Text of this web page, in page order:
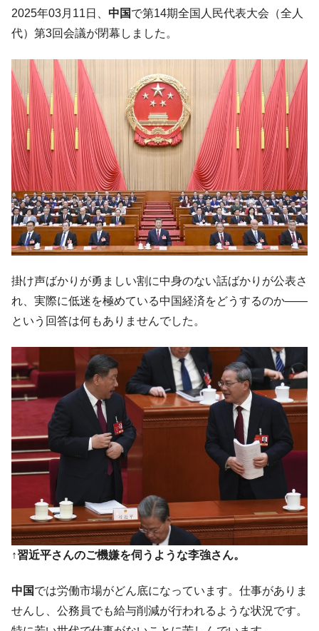
韓国･李在明「青年層の雇用状況が悪い。せ
や、若者に起業させよう」⇒ どんな雇用対策だソレ。
ル。外平債の発行「19.4億ドル」
『Money1』
韓国「ここは北朝鮮なのか。選管がサーバ
ーにウソのデータを入力したのは明白だ」
『Money1』
韓国･李在明さっそく不動産対策で浅薄な発
言。
『Money1』
韓国は「中国と同じく」投資に不適格な国
だ。
『Money1』
『韓国銀行』が「金の保有量を増やしま
す」⇒「金を経由するドル入手」手段ではないのか？
『Money1』
韓国･外為取引量「1日当たり1,214.4億ド
ル」まで拡大 ⇒ 海外資金の動きに強く左右される状態
『Money1』
韓国･帰ってきた李在明。李在明を支持しな
い「50.5％」に上昇
『Money1』
韓国大統領府ボンクラ政策室長が告発され
断
『Money1』
韓国･警察職員が「丸刈りになって抗議活
動」
『Money1』
中国だけが鉄鋼輸出を異常増加させる ⇒ 中
国の過剰生産が世界を蝕む。
『Money1』
韓国製造業「半導体絶好調」のウラで他業
種は全般的「不調」⇒ PSIが示す現況は決して良くない。
【米韓激突案件】韓国消費者院が『クーパ
ン』1人当たり賠償10万ウォンを認定 ⇒ 総額3兆7,000億
『Money1』 韓国で猛暑。南東部では干ばつ
『Money1』
韓国型イージス搭載の次世代駆逐艦
『Money1』
【対日本円】ウォン安が急進！ 日米の協調
に韓国がいっちょがみしたのでは。
2025年03月11日、 中国で第14期全国人民代表大会（全人
代）第3回会議が閉幕しました。
掛け声ばかりが勇ましい割に中身のない話ばかりが公表さ
れ、実際に低迷を極めている中国経済をどうするのか――
という回答は何もありませんでした。
↑習近平さんのご機嫌を伺うような李強さん。
中国では労働市場がどん底になっています。仕事がありま
せんし、公務員でも給与削減が行われるような状況です。